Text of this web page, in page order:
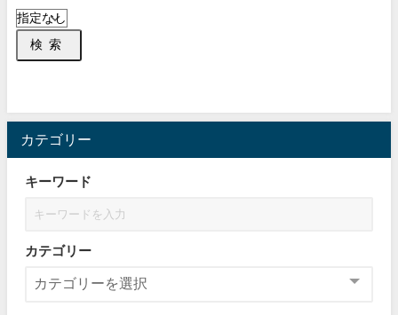
検索
カテゴリー
キーワード
カテゴリー